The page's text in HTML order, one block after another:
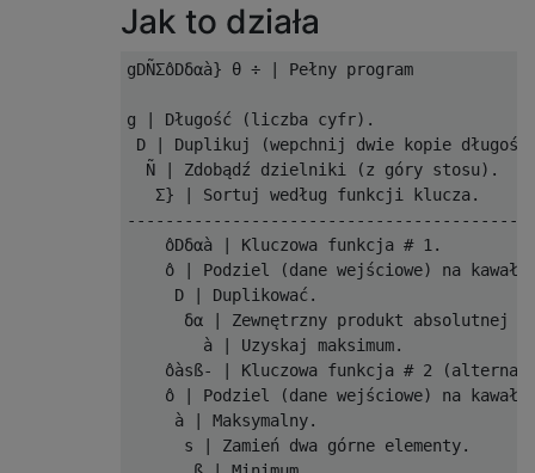
Jak to działa
gDÑΣôDδαà} θ ÷ | Pełny program
g | Długość (liczba cyfr).
D | Duplikuj (wepchnij dwie kopie
  Ñ ​​| Zdobądź dzielniki (z góry stosu).
   Σ} | Sortuj według funkcji klucza.
    ôDδαà | Kluczowa funkcja # 1.
ô | Podziel (dane wejściowe) na
     D | Duplikować.
δα | Zewnętrzny produkt absolutnej
        à | Uzyskaj maksimum.
ôàsß- | Kluczowa funkcja # 2
ô | Podziel (dane wejściowe) na
     à | Maksymalny.
      s | Zamień dwa górne elementy.